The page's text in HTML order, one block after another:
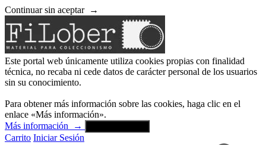
Continuar sin aceptar →
Este portal web únicamente utiliza cookies propias con finalidad
técnica, no recaba ni cede datos de carácter personal de los usuarios
sin su conocimiento.
Para obtener más información sobre las cookies, haga clic en el
enlace «Más información».
Más información
→
Carrito Iniciar Sesión